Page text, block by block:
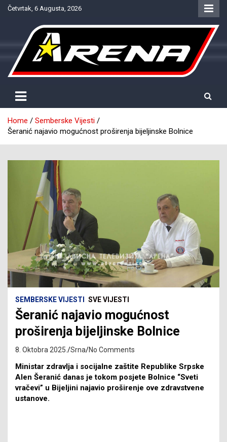
SkipČetvrtak, 6 Augusta, 2026
NTV Arena
Home
Semberske Vijesti
Šeranić najavio mogućnost proširenja bijeljinske Bolnice
SEMBERSKE VIJESTI SVE VIJESTI
Šeranić najavio mogućnost
proširenja bijeljinske Bolnice
8. Oktobra 2025. Srna No Comments
Ministar zdravlja i socijalne zaštite Republike Srpske
Alen Šeranić danas je tokom posjete Bolnice “Sveti
vračevi” u Bijeljini najavio proširenje ove zdravstvene
ustanove.